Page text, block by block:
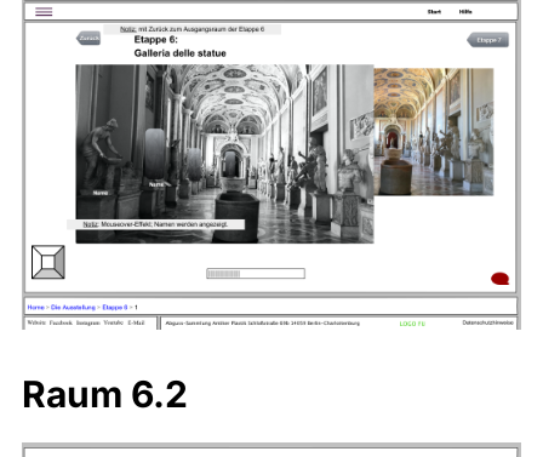
Raum 6.2